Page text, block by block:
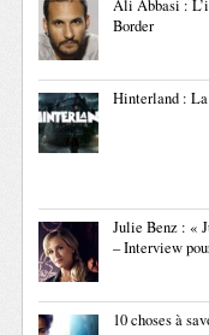
Ali Abbasi :
Border
Hinterland :
Julie Benz : «
– Interview
10 choses à